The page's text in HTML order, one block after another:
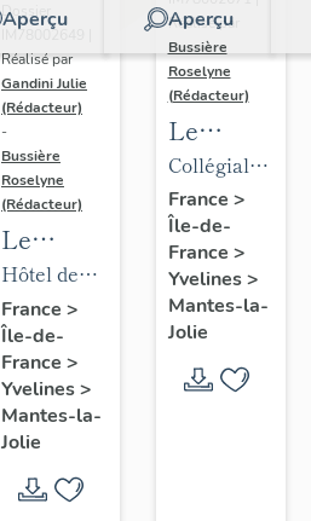
Aperçu
Dossier
IM78002649 |
Réalisé par
Gandini Julie
(Rédacteur)
-
Bussière
Roselyne
(Rédacteur)
Le
mobilier
de l'hôtel
de ville
Hôtel de
ville
France >
Île-de-
France >
Yvelines>
Mantes-la-
Jolie
Aperçu
Réalisé par
Bussière
Roselyne
(Rédacteur)
Le
mobilier
de la
collégiale
Collégiale
Notre-
Dame
France >
Île-de-
France >
Yvelines>
Mantes-la-
Jolie